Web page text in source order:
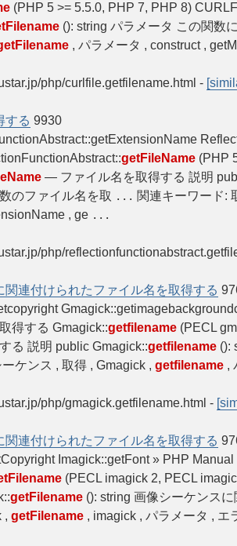
(PHP 5 >= 5.5.0, PHP 7, PHP 8)
(): string パラメータ この関数
, パラメータ , construct ,
php/curlfile.getfilename.html -
する 9930
getFileName (PHP
— ファイル名を取得する 説明
のファイル名を取 ... 関連キーワード:
, ge ...
php/
関連付けられたファイル名を取得する
得する Gmagick::getfilename (PECL
る 説明 public Gmagick::getfilename ():
ケンス , 取得 , Gmagick , getfilename ,
php/gmagick.getfilename.html -
関連付けられたファイル名を取得する
Imagick::getFont » PHP
(PECL imagick 2, PECL
getFilename (): string 画像シーケンス
, getFilename , imagick , パラメータ ,